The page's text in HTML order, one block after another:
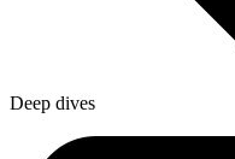
Deep dives